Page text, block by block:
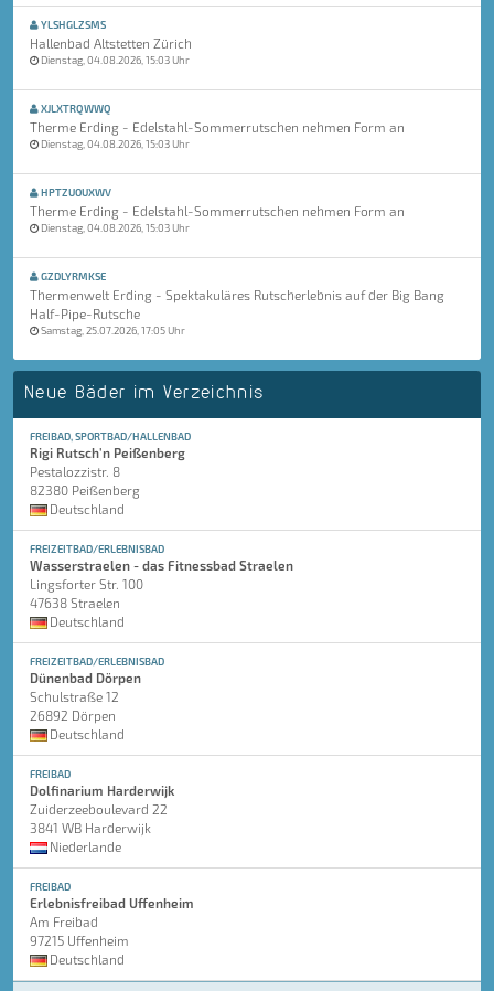
YLSHGLZSMS
Hallenbad Altstetten Zürich
Dienstag, 04.08.2026, 15:03 Uhr
XJLXTRQWWQ
Therme Erding - Edelstahl-Sommerrutschen nehmen Form an
Dienstag, 04.08.2026, 15:03 Uhr
HPTZUOUXWV
Therme Erding - Edelstahl-Sommerrutschen nehmen Form an
Dienstag, 04.08.2026, 15:03 Uhr
GZDLYRMKSE
Thermenwelt Erding - Spektakuläres Rutscherlebnis auf der Big Bang
Half-Pipe-Rutsche
Samstag, 25.07.2026, 17:05 Uhr
Neue Bäder im Verzeichnis
FREIBAD, SPORTBAD/HALLENBAD
Rigi Rutsch'n Peißenberg
Pestalozzistr. 8
82380 Peißenberg
Deutschland
FREIZEITBAD/ERLEBNISBAD
Wasserstraelen - das Fitnessbad Straelen
Lingsforter Str. 100
47638 Straelen
Deutschland
FREIZEITBAD/ERLEBNISBAD
Dünenbad Dörpen
Schulstraße 12
26892 Dörpen
Deutschland
FREIBAD
Dolfinarium Harderwijk
Zuiderzeeboulevard 22
3841 WB Harderwijk
Niederlande
FREIBAD
Erlebnisfreibad Uffenheim
Am Freibad
97215 Uffenheim
Deutschland